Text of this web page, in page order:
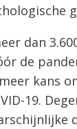
dan
de
kans
19.